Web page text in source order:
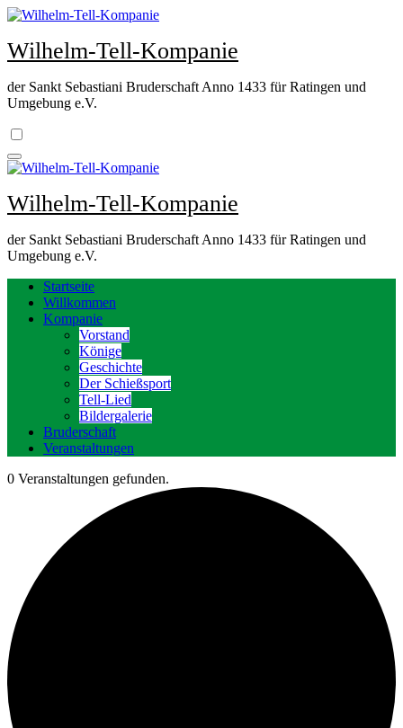
Zum
springen
Wilhelm-Tell-Kompanie
der Sankt Sebastiani Bruderschaft Anno 1433 für Ratingen und
Umgebung e.V.
Wilhelm-Tell-Kompanie
der Sankt Sebastiani Bruderschaft Anno 1433 für Ratingen und
Umgebung e.V.
Startseite
Willkommen
Kompanie
Vorstand
Könige
Geschichte
Der Schießsport
Tell-Lied
Bildergalerie
Bruderschaft
Veranstaltungen
0 Veranstaltungen gefunden.